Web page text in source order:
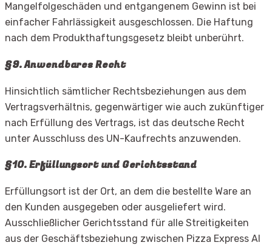
Mangelfolgeschäden und entgangenem Gewinn ist bei
einfacher Fahrlässigkeit ausgeschlossen. Die Haftung
nach dem Produkthaftungsgesetz bleibt unberührt.
§9. Anwendbares Recht
Hinsichtlich sämtlicher Rechtsbeziehungen aus dem
Vertragsverhältnis, gegenwärtiger wie auch zukünftiger
nach Erfüllung des Vertrags, ist das deutsche Recht
unter Ausschluss des UN-Kaufrechts anzuwenden.
§10. Erfüllungsort und Gerichtsstand
Erfüllungsort ist der Ort, an dem die bestellte Ware an
den Kunden ausgegeben oder ausgeliefert wird.
Ausschließlicher Gerichtsstand für alle Streitigkeiten
aus der Geschäftsbeziehung zwischen Pizza Express Al